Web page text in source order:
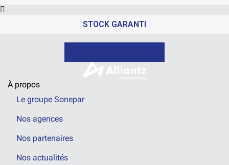
STOCK GARANTI
À propos
Le groupe Sonepar
Nos agences
Nos partenaires
Nos actualités